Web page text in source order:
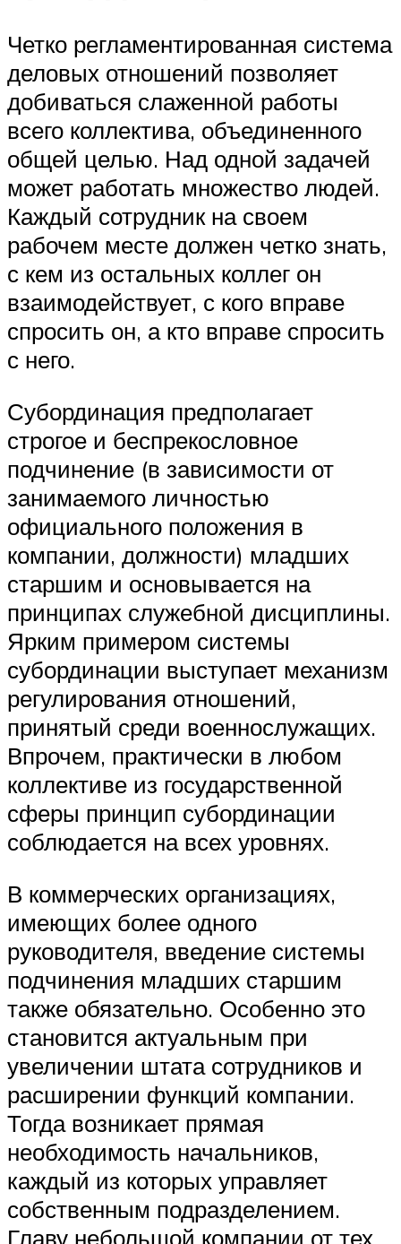
Четко регламентированная система
деловых отношений позволяет
добиваться слаженной работы
всего коллектива, объединенного
общей целью. Над одной задачей
может работать множество людей.
Каждый сотрудник на своем
рабочем месте должен четко знать,
с кем из остальных коллег он
взаимодействует, с кого вправе
спросить он, а кто вправе спросить
с него.
Субординация предполагает
строгое и беспрекословное
подчинение (в зависимости от
занимаемого личностью
официального положения в
компании, должности) младших
старшим и основывается на
принципах служебной дисциплины.
Ярким примером системы
субординации выступает механизм
регулирования отношений,
принятый среди военнослужащих.
Впрочем, практически в любом
коллективе из государственной
сферы принцип субординации
соблюдается на всех уровнях.
В коммерческих организациях,
имеющих более одного
руководителя, введение системы
подчинения младших старшим
также обязательно. Особенно это
становится актуальным при
увеличении штата сотрудников и
расширении функций компании.
Тогда возникает прямая
необходимость начальников,
каждый из которых управляет
собственным подразделением.
Главу небольшой компании от тех,